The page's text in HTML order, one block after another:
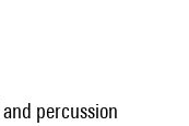
percussion